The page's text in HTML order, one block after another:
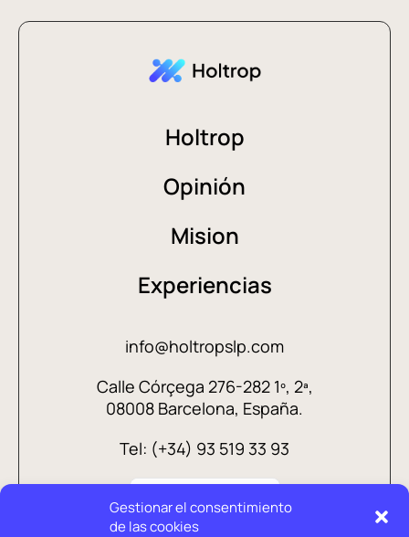
Gestionar el consentimiento
de las cookies
Holtrop
Opinión
Mision
Experiencias
info@holtropslp.com
Calle Córçega 276-282 1º, 2ª,
08008 Barcelona, España.
Tel: (+34) 93 519 33 93